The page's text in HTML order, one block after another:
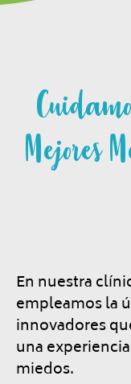
Mejores
En nuestra
empleamos la
innovadores
una
miedos.